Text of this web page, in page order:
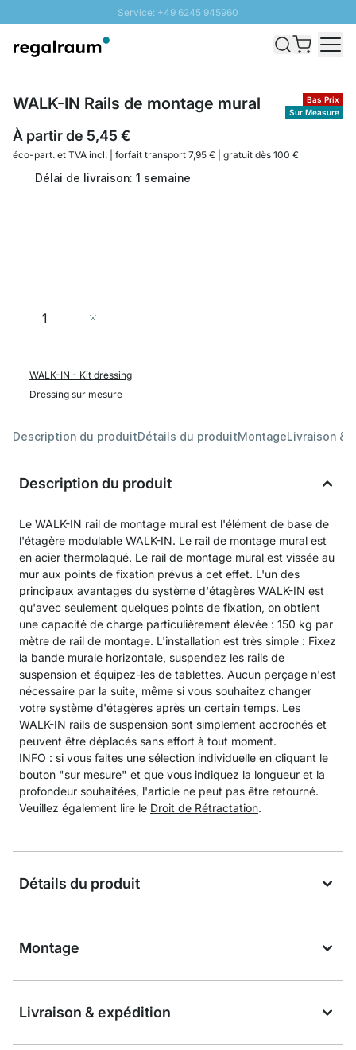
Service: +49 6245 945960
Livraison rapide - Livraison gratuite dès 100€
Bas Prix
Sur Measure
WALK-IN Rails de montage mural
À partir de 5,45 €
éco-part. et TVA incl. | forfait transport 7,95 € | gratuit dès 100 €
Délai de livraison: 1 semaine
Quantité
WALK-IN - Kit dressing
Dressing sur mesure
Description du produitDétails du produitMontageLivraison &
Description du produit
Le WALK-IN rail de montage mural est l'élément de base de
l'étagère modulable WALK-IN. Le rail de montage mural est
en acier thermolaqué. Le rail de montage mural est vissée au
mur aux points de fixation prévus à cet effet. L'un des
principaux avantages du système d'étagères WALK-IN est
qu'avec seulement quelques points de fixation, on obtient
une capacité de charge particulièrement élevée : 150 kg par
mètre de rail de montage. L'installation est très simple : Fixez
la bande murale horizontale, suspendez les rails de
suspension et équipez-les de tablettes. Aucun perçage n'est
nécessaire par la suite, même si vous souhaitez changer
votre système d'étagères après un certain temps. Les
WALK-IN rails de suspension sont simplement accrochés et
peuvent être déplacés sans effort à tout moment.
INFO : si vous faites une sélection individuelle en cliquant le
bouton "sur mesure" et que vous indiquez la longueur et la
profondeur souhaitées, l'article ne peut pas être retourné.
Veuillez également lire le Droit de Rétractation.
Détails du produit
Montage
Livraison & expédition